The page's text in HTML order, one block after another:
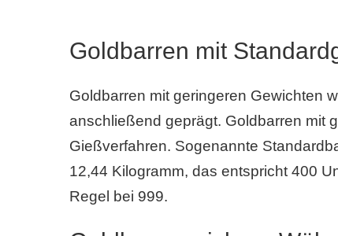
Goldbarren mit
Goldbarren mit geringeren Gewichten
anschließend geprägt. Goldbarren mit
Gießverfahren. Sogenannte
12,44 Kilogramm, das entspricht 400
Regel bei 999.